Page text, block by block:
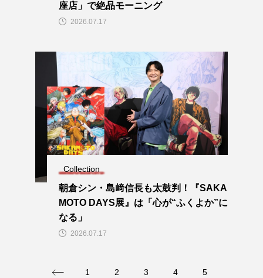
座店」で絶品モーニング
2026.07.17
Collection
朝倉シン・島﨑信長も太鼓判！『SAKA
MOTO DAYS展』は「心が“ふくよか”に
なる」
2026.07.17
1 2 3 4 5